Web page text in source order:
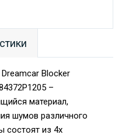
Blocker
–
материал,
шумов различного
состоят из 4х